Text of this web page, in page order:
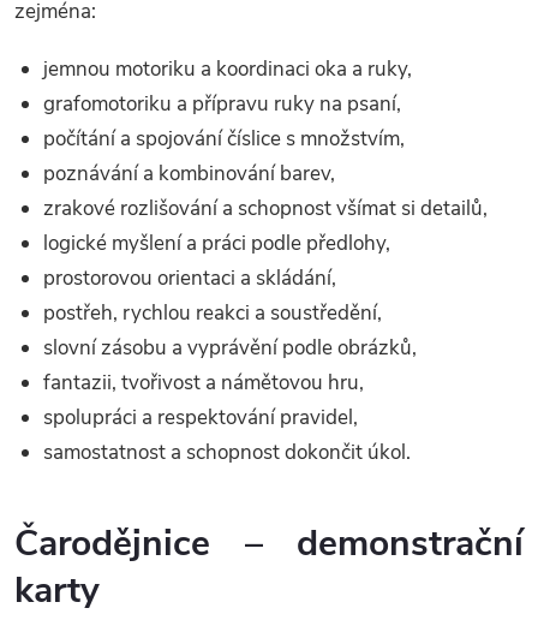
zejména:
jemnou motoriku a koordinaci oka a ruky,
grafomotoriku a přípravu ruky na psaní,
počítání a spojování číslice s množstvím,
poznávání a kombinování barev,
zrakové rozlišování a schopnost všímat si detailů,
logické myšlení a práci podle předlohy,
prostorovou orientaci a skládání,
postřeh, rychlou reakci a soustředění,
slovní zásobu a vyprávění podle obrázků,
fantazii, tvořivost a námětovou hru,
spolupráci a respektování pravidel,
samostatnost a schopnost dokončit úkol.
Čarodějnice – demonstrační
karty